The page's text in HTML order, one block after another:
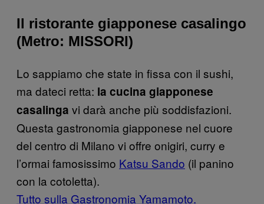
Il ristorante giapponese casalingo
(Metro: MISSORI)
Lo sappiamo che state in fissa con il sushi,
ma dateci retta: la cucina giapponese
casalinga vi darà anche più soddisfazioni.
Questa gastronomia giapponese nel cuore
del centro di Milano vi offre onigiri, curry e
l’ormai famosissimo Katsu Sando (il panino
con la cotoletta).
Tutto sulla Gastronomia Yamamoto.